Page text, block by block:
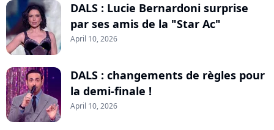
DALS : Lucie Bernardoni surprise
par ses amis de la "Star Ac"
April 10, 2026
DALS : changements de règles pour
la demi-finale !
April 10, 2026